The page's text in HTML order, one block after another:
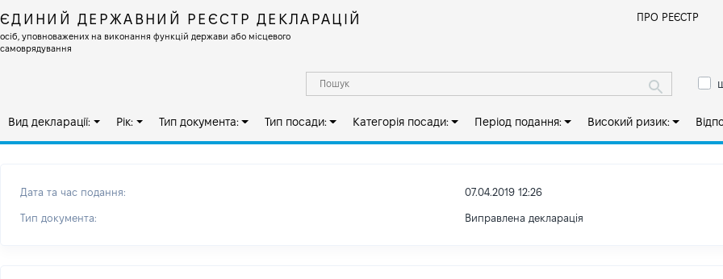
ЄДИНИЙ ДЕРЖАВНИЙ РЕЄСТР ДЕКЛАРАЦІЙ
осіб, уповноважених на виконання функцій держави або місцевого
самоврядування
ПРО РЕЄСТР
Вид декларації: Рік: Тип документа: Тип посади: Категорія посади: Період подання: Високий ризик:
Дата та час подання: 07.04.2019 12:26
Тип документа: Виправлена декларація